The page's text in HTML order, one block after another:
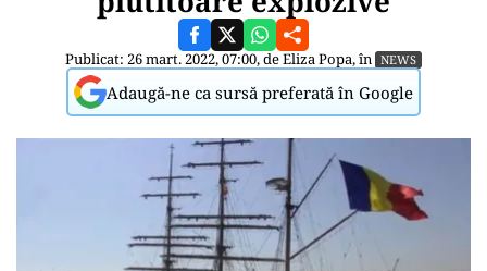
Publicat: 26 mart. 2022, 07:00, deEliza Popa, în NEWS
Adaugă-ne ca sursă preferată în Google